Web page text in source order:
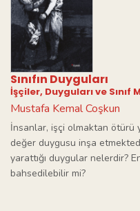
Sınıfın Duyguları
İşçiler, Duyguları ve Sınıf
Mustafa Kemal Coşkun
İnsanlar, işçi olmaktan ötürü
değer duygusu inşa
yarattığı duygular nelerdir?
bahsedilebilir mi?